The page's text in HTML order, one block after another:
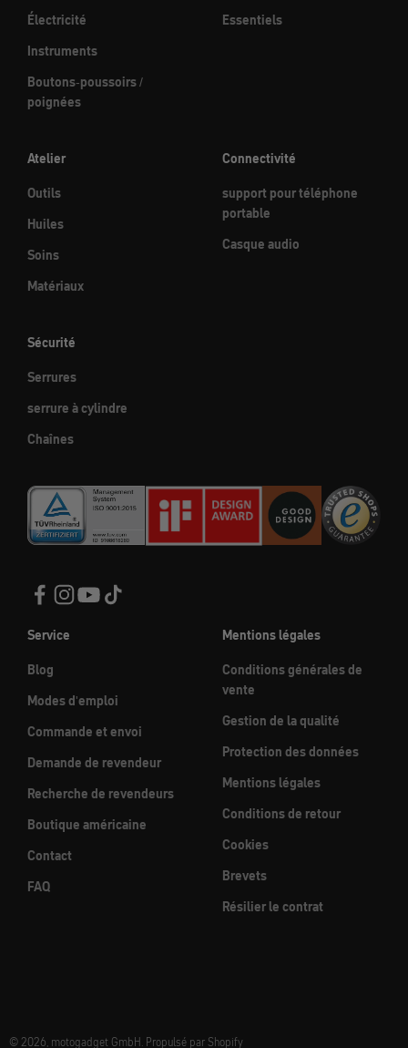
Électricité
Instruments
Boutons-poussoirs /
poignées
Essentiels
Atelier
Outils
Huiles
Soins
Matériaux
Connectivité
support pour téléphone
portable
Casque audio
Sécurité
Serrures
serrure à cylindre
Chaînes
Service
Blog
Modes d'emploi
Commande et envoi
Demande de revendeur
Recherche de revendeurs
Boutique américaine
Contact
FAQ
Mentions légales
Conditions générales de
vente
Gestion de la qualité
Protection des données
Mentions légales
Conditions de retour
Cookies
Brevets
Résilier le contrat
© 2026, motogadget GmbH. Propulsé par Shopify